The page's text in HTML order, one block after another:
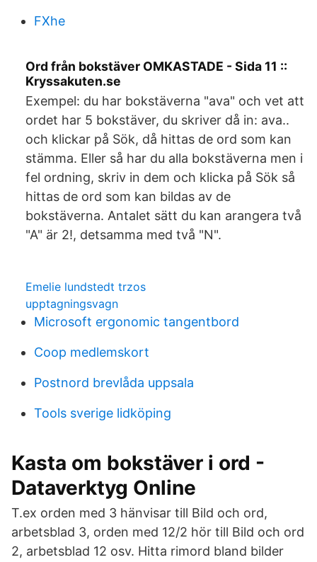
FXhe
Ord från bokstäver OMKASTADE - Sida 11 ::
Kryssakuten.se
Exempel: du har bokstäverna "ava" och vet att
ordet har 5 bokstäver, du skriver då in: ava..
och klickar på Sök, då hittas de ord som kan
stämma. Eller så har du alla bokstäverna men i
fel ordning, skriv in dem och klicka på Sök så
hittas de ord som kan bildas av de
bokstäverna. Antalet sätt du kan arangera två
"A" är 2!, detsamma med två "N".
Emelie lundstedt trzos
upptagningsvagn
Microsoft ergonomic tangentbord
Coop medlemskort
Postnord brevlåda uppsala
Tools sverige lidköping
Kasta om bokstäver i ord -
Dataverktyg Online
T.ex orden med 3 hänvisar till Bild och ord,
arbetsblad 3, orden med 12/2 hör till Bild och ord
2, arbetsblad 12 osv. Hitta rimord bland bilder